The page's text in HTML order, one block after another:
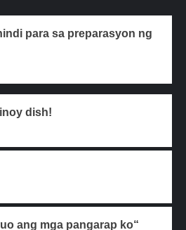
para sa preparasyon ng
dish!
ang mga pangarap ko“